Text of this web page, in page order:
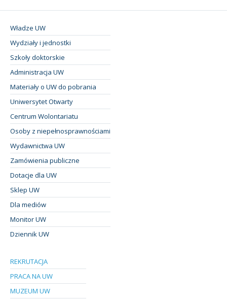
Władze UW
Wydziały i jednostki
Szkoły doktorskie
Administracja UW
Materiały o UW do pobrania
Uniwersytet Otwarty
Centrum Wolontariatu
Osoby z niepełnosprawnościami
Wydawnictwa UW
Zamówienia publiczne
Dotacje dla UW
Sklep UW
Dla mediów
Monitor UW
Dziennik UW
REKRUTACJA
PRACA NA UW
MUZEUM UW